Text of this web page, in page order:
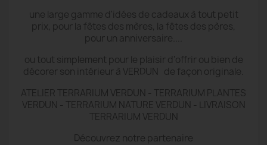
une large gamme d'idées de cadeaux à tout petit
prix, pour la fêtes des mères, la fêtes des pères,
pour un anniversaire....
ou tout simplement pour le plaisir d'offrir ou bien de
décorer son intérieur à VERDUN de façon originale.
ATELIER TERRARIUM VERDUN - TERRARIUM PLANTES
VERDUN - TERRARIUM NATURE VERDUN - LIVRAISON
TERRARIUM VERDUN
Découvrez notre partenaire